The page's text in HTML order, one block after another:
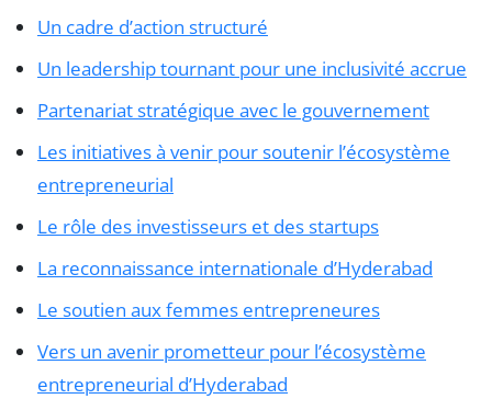
Un cadre d’action structuré
Un leadership tournant pour une inclusivité accrue
Partenariat stratégique avec le gouvernement
Les initiatives à venir pour soutenir l’écosystème
entrepreneurial
Le rôle des investisseurs et des startups
La reconnaissance internationale d’Hyderabad
Le soutien aux femmes entrepreneures
Vers un avenir prometteur pour l’écosystème
entrepreneurial d’Hyderabad